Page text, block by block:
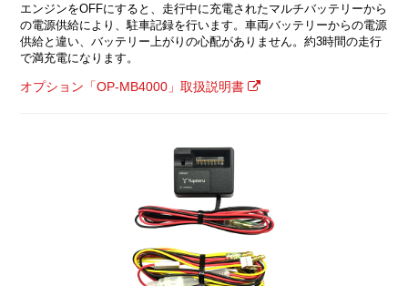
エンジンをOFFにすると、走行中に充電されたマルチバッテリーから
の電源供給により、駐車記録を行います。車両バッテリーからの電源
供給と違い、バッテリー上がりの心配がありません。約3時間の走行
で満充電になります。
オプション「OP-MB4000」取扱説明書